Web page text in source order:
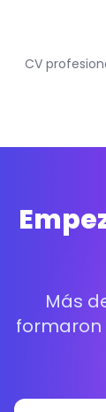
CV
Más
formaron